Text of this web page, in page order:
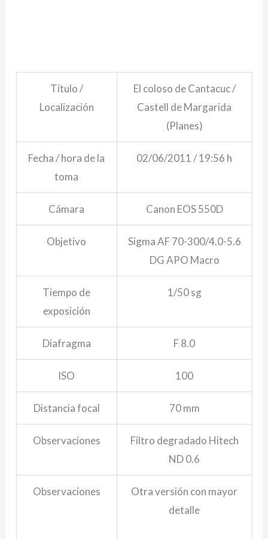
Título /
Localización
El coloso de Cantacuc /
Castell de Margarida
(Planes)
Fecha / hora de la
toma
02/06/2011 / 19:56 h
Cámara Canon EOS 550D
Objetivo
Sigma AF 70-300/4.0-5.6
DG APO Macro
Tiempo de
exposición
1/50 sg
Diafragma F 8.0
ISO 100
Distancia focal 70 mm
Observaciones
Filtro degradado Hitech
ND 0.6
Observaciones
Otra versión con mayor
detalle